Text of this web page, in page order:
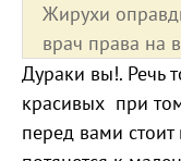
Жирухи
врач права на
Дураки вы!. Речь
красивых при
перед вами